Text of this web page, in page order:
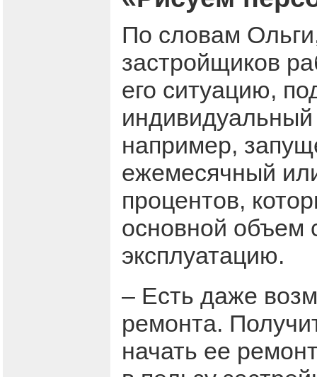
По словам
застройщиков
его ситуацию,
например,
ежемесячный
процентов,
основной объем
эксплуатацию.
– Есть даже
ремонта.
начать ее